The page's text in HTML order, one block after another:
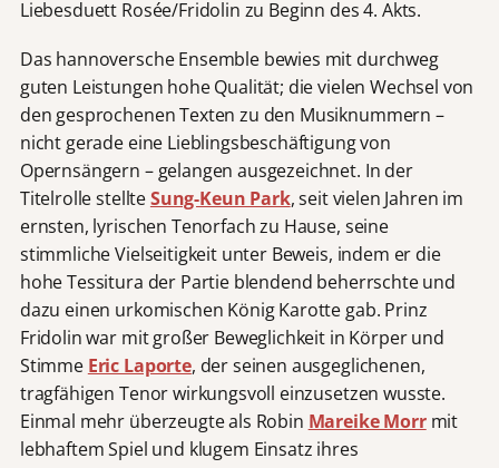
Liebesduett Rosée/Fridolin zu Beginn des 4. Akts.
Das hannoversche Ensemble bewies mit durchweg
guten Leistungen hohe Qualität; die vielen Wechsel von
den gesprochenen Texten zu den Musiknummern –
nicht gerade eine Lieblingsbeschäftigung von
Opernsängern – gelangen ausgezeichnet. In der
Titelrolle stellteSung-Keun Park, seit vielen Jahren im
ernsten, lyrischen Tenorfach zu Hause, seine
stimmliche Vielseitigkeit unter Beweis, indem er die
hohe Tessitura der Partie blendend beherrschte und
dazu einen urkomischen König Karotte gab. Prinz
Fridolin war mit großer Beweglichkeit in Körper und
Stimme Eric Laporte, der seinen ausgeglichenen,
tragfähigen Tenor wirkungsvoll einzusetzen wusste.
Einmal mehr überzeugte als Robin Mareike Morrmit
lebhaftem Spiel und klugem Einsatz ihres